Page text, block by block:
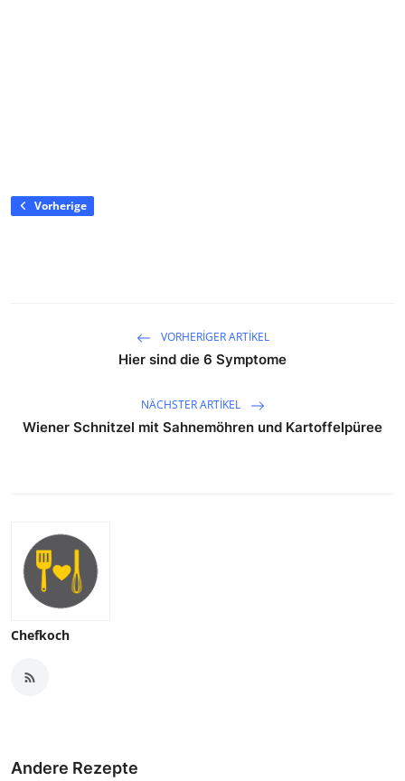
Vorherige
VORHERIGER ARTIKEL
Hier sind die 6 Symptome
NÄCHSTER ARTIKEL
Wiener Schnitzel mit Sahnemöhren und Kartoffelpüree
Chefkoch
Andere Rezepte